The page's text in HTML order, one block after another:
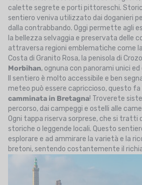
calette segrete e porti pittoreschi.
sentiero veniva utilizzato dai doganieri
dalla contrabbando. Oggi permette agli
la bellezza selvaggia e preservata delle
attraversa regioni emblematiche come
Costa di Granito Rosa, la penisola di
Morbihan, ognuna con panorami unici
Il sentiero è molto accessibile e ben
meteo può essere capriccioso, questo
camminata in Bretagna! Troverete
percorso, dai campeggi e ostelli alle
Ogni tappa riserva sorprese, che si
storiche o leggende locali. Questo
esplorare e ad ammirare la varietà e la
bretoni, sentendo costantemente il